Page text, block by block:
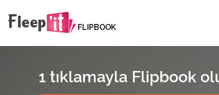
FLIPBOOK
1 tıklamayla Flipbook